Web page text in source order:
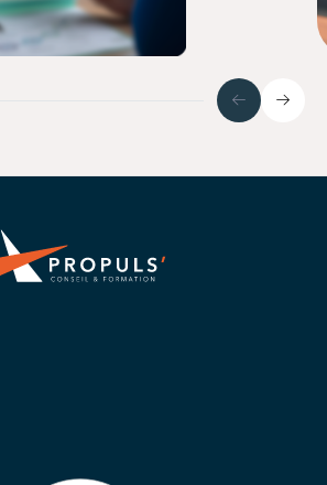
Propuls' : Votre partenaire en conseil et